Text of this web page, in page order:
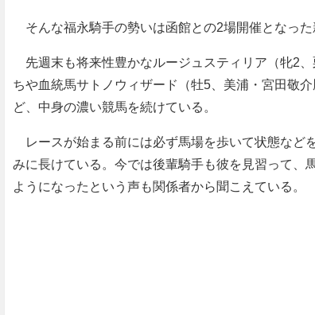
そんな福永騎手の勢いは函館との2場開催となった
先週末も将来性豊かなルージュスティリア（牝2
ちや血統馬サトノウィザード（牡5、美浦・宮田敬
ど、中身の濃い競馬を続けている。
レースが始まる前には必ず馬場を歩いて状態など
みに長けている。今では後輩騎手も彼を見習って、
ようになったという声も関係者から聞こえている。